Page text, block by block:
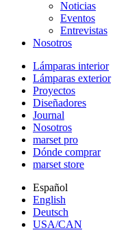
Noticias
Eventos
Entrevistas
Nosotros
Lámparas interior
Lámparas exterior
Proyectos
Diseñadores
Journal
Nosotros
marset pro
Dónde comprar
marset store
Español
English
Deutsch
USA/CAN